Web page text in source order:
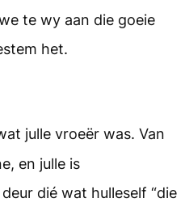
te wy aan die goeie
het.
julle vroeër was. Van
en julle is
dié wat hulleself “die